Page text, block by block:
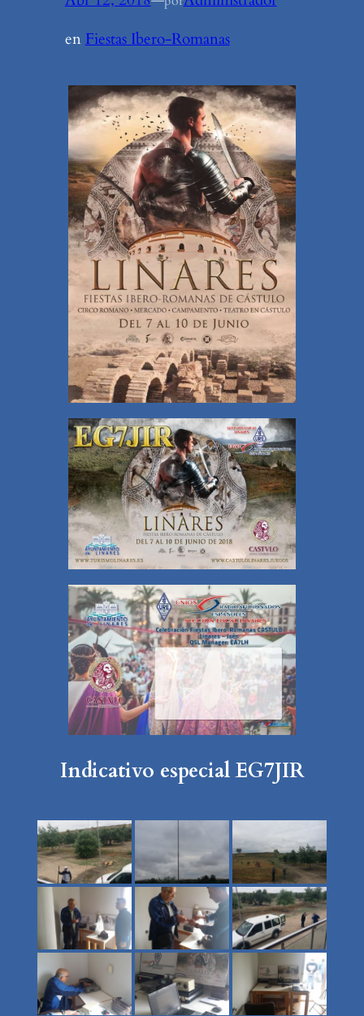
enFiestas Ibero-Romanas
Indicativo especial EG7JIR